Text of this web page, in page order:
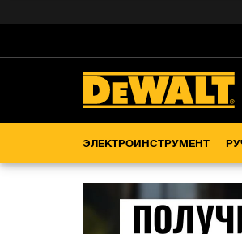
ЭЛЕКТРОИНСТРУМЕНТ